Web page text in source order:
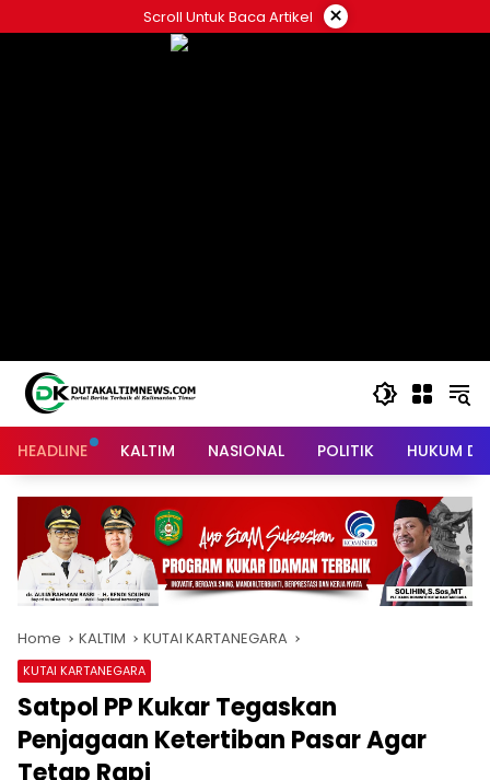
to
Scroll Untuk Baca Artikel ×
HEADLINE KALTIM NASIONAL POLITIK HUKUM
Home KALTIM KUTAI KARTANEGARA
KUTAI KARTANEGARA
Satpol PP Kukar Tegaskan
Penjagaan Ketertiban Pasar Agar